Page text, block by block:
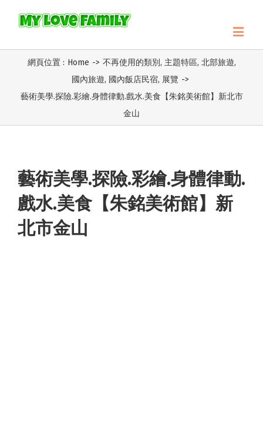
網頁位置 : Home -> 不再使用的類別, 主題特區, 北部旅遊,
國內旅遊, 國內飯店民宿, 展覽 ->
藝術美學.探險.彩繪.身體律動.戲水.美食【朱銘美術館】新北市
金山
藝術美學.探險.彩繪.身體律動.
戲水.美食【朱銘美術館】新
北市金山